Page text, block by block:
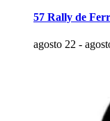
57 Rally de
agosto 22 -